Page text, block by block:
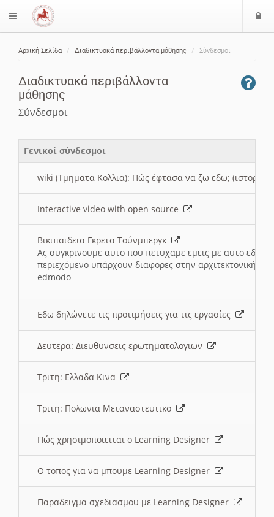
$langMenu
Αρχική Σελίδα Διαδικτυακά περιβάλλοντα μάθησης Σύνδεσμοι
Διαδικτυακά περιβάλλοντα
μάθησης
Σύνδεσμοι
Γενικοί σύνδεσμοι
wiki (Τμηματα Κολλια): Πώς έφτασα να ζω εδω; (ιστορια)
Interactive video with open source
Βικιπαιδεια Γκρετα Τούνμπεργκ
Ας συγκρινουμε αυτο που πετυχαμε εμεις με αυτο εδω
περιεχόμενο υπάρχουν διαφορες στην αρχιτεκτονική
edmodo
Εδω δηλώνετε τις προτιμήσεις για τις εργασίες
Δευτερα: Διευθυνσεις ερωτηματολογιων
Τριτη: Ελλαδα Κινα
Τριτη: Πολωνια Μεταναστευτικο
Πώς χρησιμοποιειται ο Learning Designer
O τοπος για να μπουμε Learning Designer
Παραδειγμα σχεδιασμου με Learning Designer